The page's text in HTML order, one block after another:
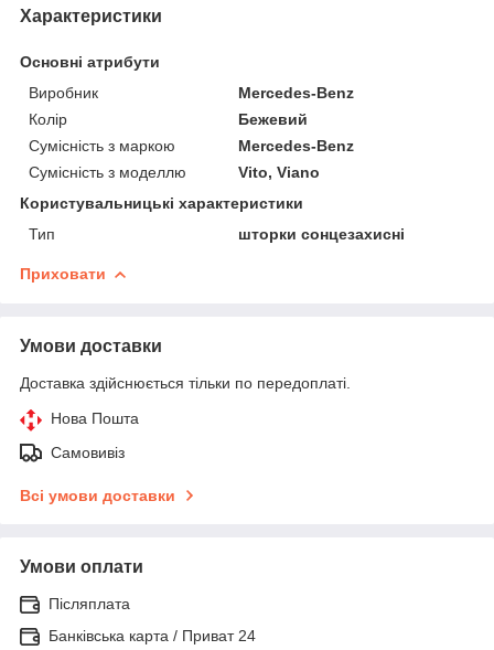
Характеристики
Основні атрибути
Виробник
Mercedes-Benz
Колір
Бежевий
Сумісність з маркою
Mercedes-Benz
Сумісність з моделлю
Vito, Viano
Користувальницькі характеристики
Тип
шторки сонцезахисні
Приховати
Умови доставки
Доставка здійснюється тільки по передоплаті.
Нова Пошта
Самовивіз
Всі умови доставки
Умови оплати
Післяплата
Банківська карта / Приват 24